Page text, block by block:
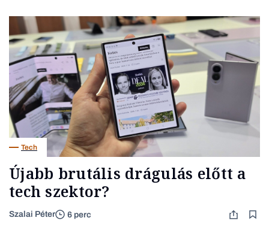
Tech
Újabb brutális drágulás előtt a
tech szektor?
Szalai Péter 6 perc